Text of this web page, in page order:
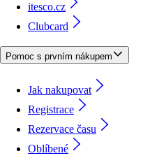
itesco.cz
Clubcard
Pomoc s prvním nákupem
Jak nakupovat
Registrace
Rezervace času
Oblíbené